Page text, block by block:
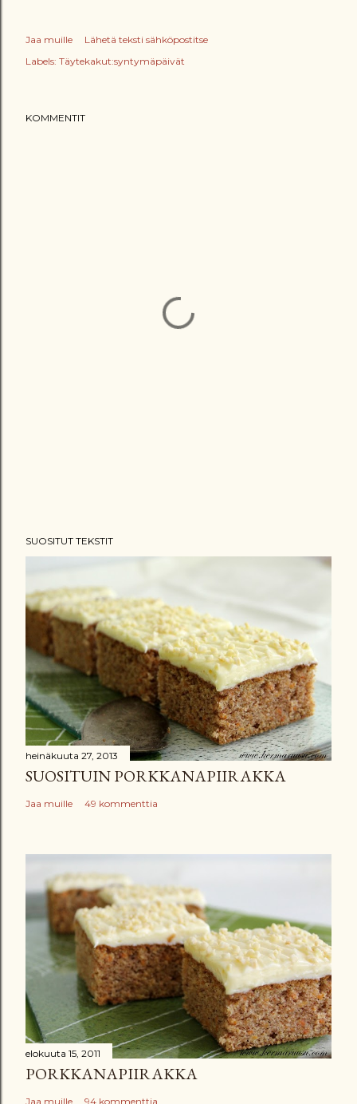
Jaa muille
Lähetä teksti sähköpostitse
Labels: Täytekakut:syntymäpäivät
KOMMENTIT
SUOSITUT TEKSTIT
heinäkuuta 27, 2013
SUOSITUIN PORKKANAPIIRAKKA
Jaa muille 49 kommenttia
elokuuta 15, 2011
PORKKANAPIIRAKKA
Jaa muille 94 kommenttia